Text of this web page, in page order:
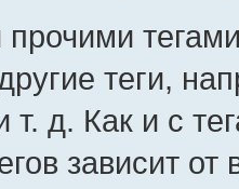
прочими
теги,
т. д. Как и с
зависит